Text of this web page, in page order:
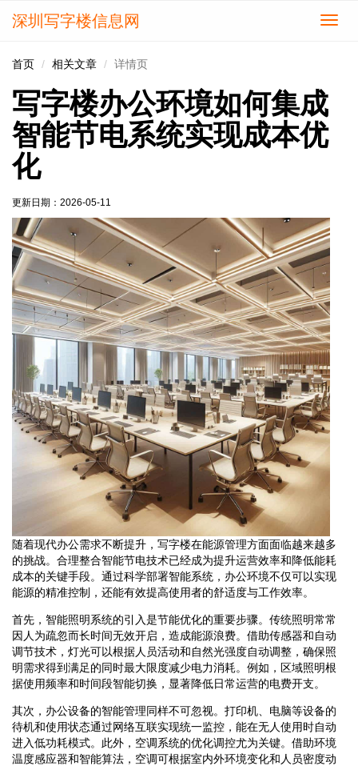
切
深圳写字楼信息网
首页 相关文章 详情页
写字楼办公环境如何集成
智能节电系统实现成本优
化
更新日期： 2026-05-11
随着现代办公需求不断提升，写字楼在能源管理方面面临越来越多
的挑战。合理整合智能节电技术已经成为提升运营效率和降低能耗
成本的关键手段。通过科学部署智能系统，办公环境不仅可以实现
能源的精准控制，还能有效提高使用者的舒适度与工作效率。
首先，智能照明系统的引入是节能优化的重要步骤。传统照明常常
因人为疏忽而长时间无效开启，造成能源浪费。借助传感器和自动
调节技术，灯光可以根据人员活动和自然光强度自动调整，确保照
明需求得到满足的同时最大限度减少电力消耗。例如，区域照明根
据使用频率和时间段智能切换，显著降低日常运营的电费开支。
其次，办公设备的智能管理同样不可忽视。打印机、电脑等设备的
待机和使用状态通过网络互联实现统一监控，能在无人使用时自动
进入低功耗模式。此外，空调系统的优化调控尤为关键。借助环境
温度感应器和智能算法，空调可根据室内外环境变化和人员密度动